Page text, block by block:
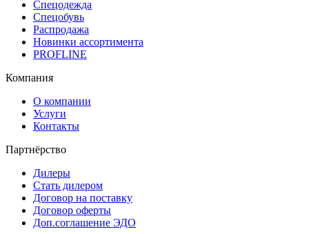
Спецодежда
Спецобувь
Распродажа
Новинки ассортимента
PROFLINE
Компания
О компании
Услуги
Контакты
Партнёрство
Дилеры
Стать дилером
Договор на поставку
Договор оферты
Доп.соглашение ЭДО